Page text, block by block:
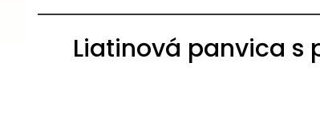
Liatinová panvica s